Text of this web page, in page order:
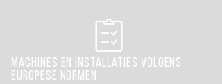
Machines en installaties volgens
Europese normen